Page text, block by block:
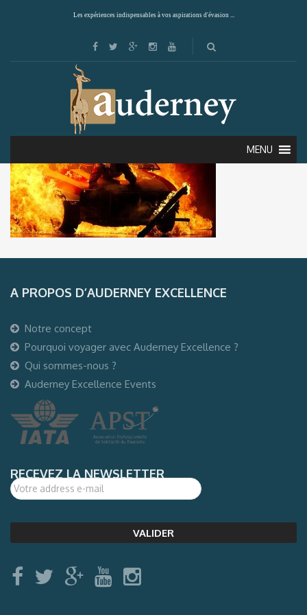
Les expériences indispensables à vos aspirations d'évasion ...
MENU
A PROPOS D’AUDERNEY EXCELLENCE
Notre concept
Pourquoi voyager avec Auderney Excellence ?
Qui sommes-nous ?
Auderney Excellence Events
RECEVEZ LA NEWSLETTER